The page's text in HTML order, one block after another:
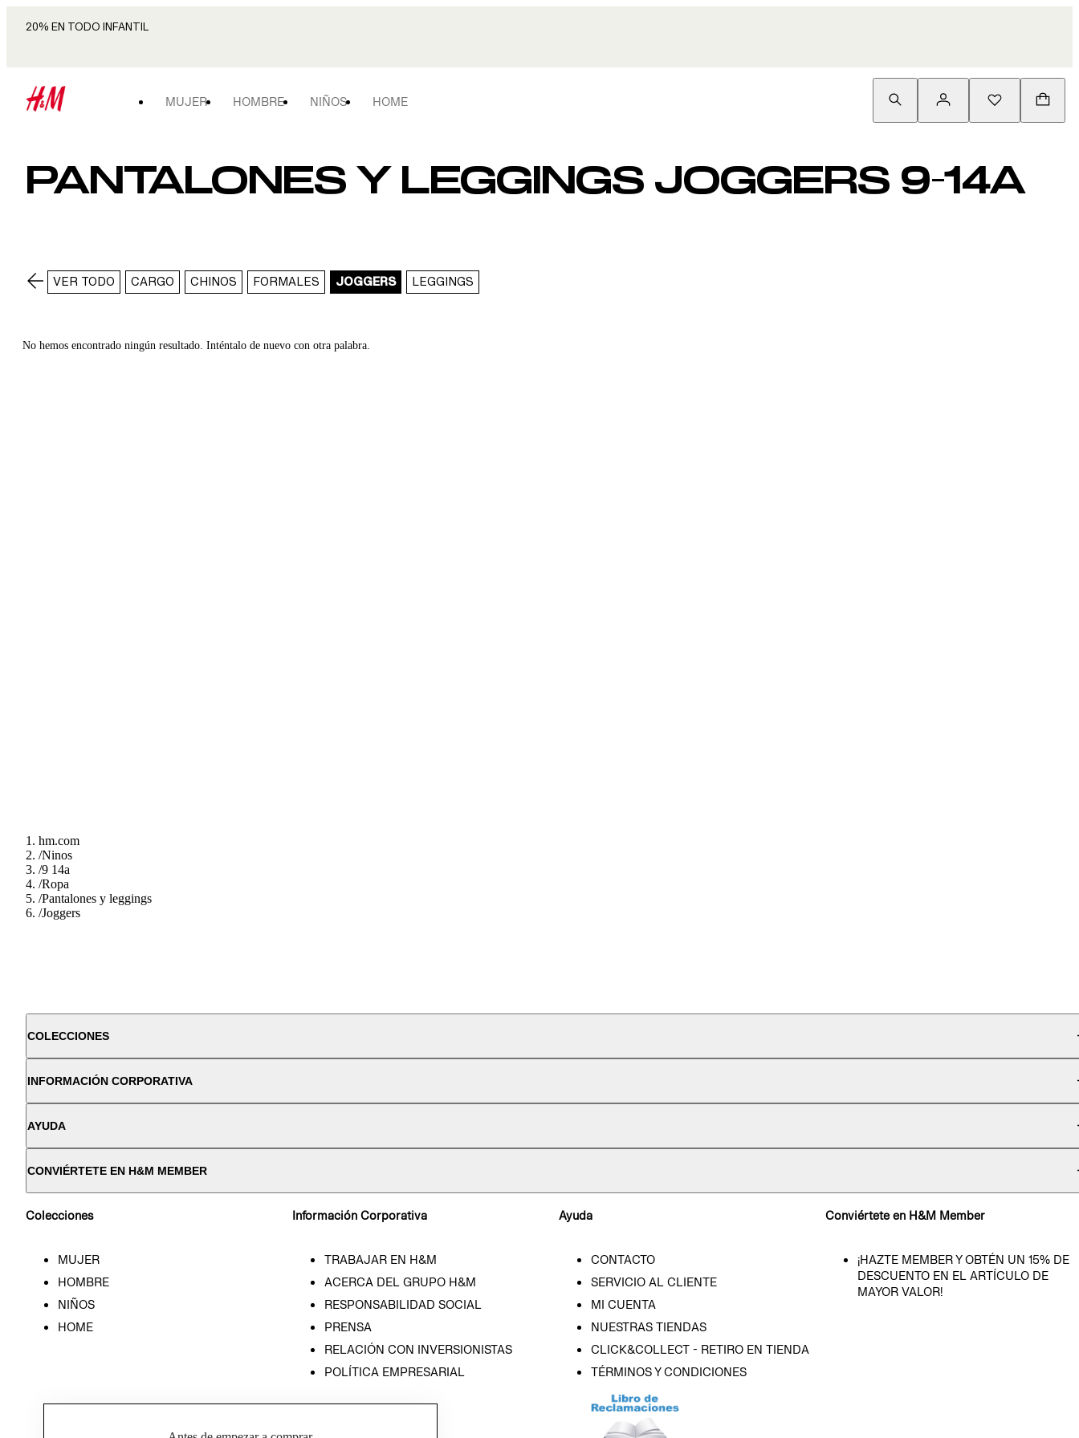
20% EN TODO INFANTIL
MUJER HOMBRE NIÑOS HOME
PANTALONES Y LEGGINGS JOGGERS 9-14A
VER TODO CARGO CHINOS FORMALES JOGGERS LEGGINGS
No hemos encontrado ningún resultado. Inténtalo de nuevo con otra palabra.
hm.com
/Ninos
/9 14a
/Ropa
/Pantalones y leggings
/Joggers
COLECCIONES
INFORMACIÓN CORPORATIVA
AYUDA
CONVIÉRTETE EN H&M MEMBER
Colecciones
MUJER
HOMBRE
NIÑOS
HOME
Información Corporativa
TRABAJAR EN H&M
ACERCA DEL GRUPO H&M
RESPONSABILIDAD SOCIAL
PRENSA
RELACIÓN CON INVERSIONISTAS
POLÍTICA EMPRESARIAL
Ayuda
CONTACTO
SERVICIO AL CLIENTE
MI CUENTA
NUESTRAS TIENDAS
CLICK&COLLECT - RETIRO EN TIENDA
TÉRMINOS Y CONDICIONES
Conviértete en H&M Member
¡HAZTE MEMBER Y OBTÉN UN 15% DE
DESCUENTO EN EL ARTÍCULO DE
MAYOR VALOR!